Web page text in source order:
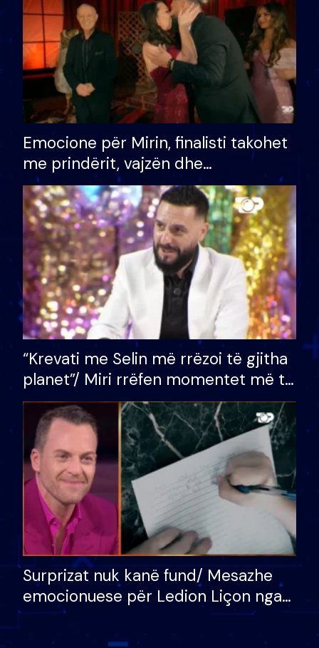
Emocione për Mirin, finalisti takohet
me prindërit, vajzën dhe
bashkëshorten: S’kemi ndonjë letër
divorci apo jo?
“Krevati me Selin më rrëzoi të gjitha
planet”/ Miri rrëfen momentet më të
bukura në shtëpinë e BB VIP: Do më
mungojë zilja e mëngjesit kur…
Surprizat nuk kanë fund/ Mesazhe
emocionuese për Ledion Liçon nga
nëna dhe fëmijët e tij, moderatori
nuk i mban dot lotët: Nuk meritoj…